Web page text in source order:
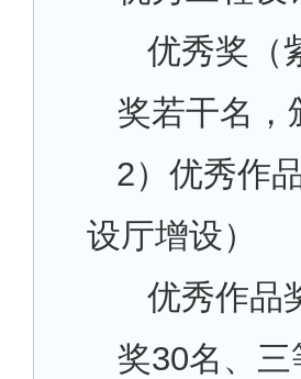
优秀奖（
奖若干名，
2）优秀作
设厅增设）
优秀作品
奖30名、